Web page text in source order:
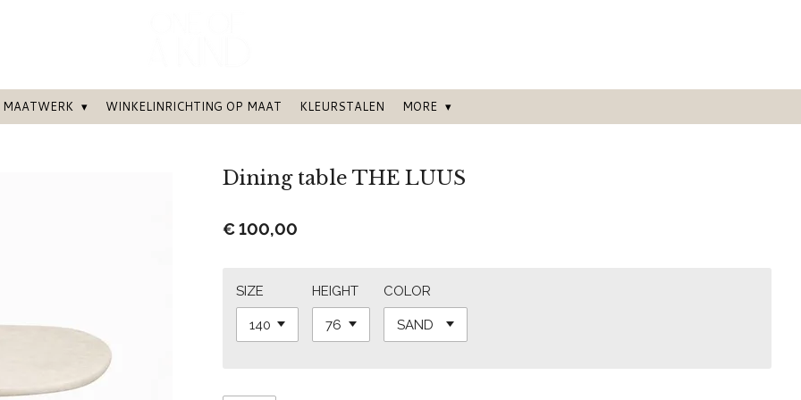
MAATWERK WINKELINRICHTING OP MAAT KLEURSTALEN MORE
Dining table THE LUUS
€ 100,00
SIZE HEIGHT COLOR